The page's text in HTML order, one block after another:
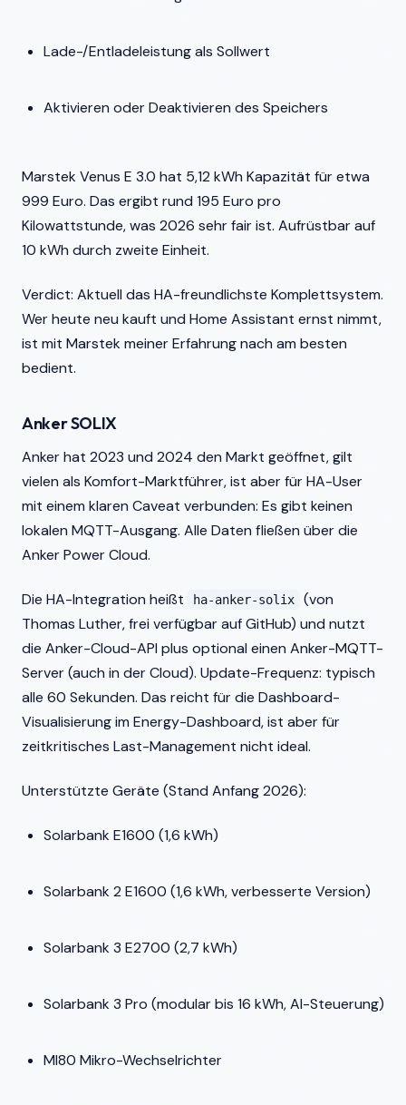
Lade-/Entladeleistung als Sollwert
Aktivieren oder Deaktivieren des Speichers
Marstek Venus E 3.0 hat 5,12 kWh Kapazität für etwa
999 Euro. Das ergibt rund 195 Euro pro
Kilowattstunde, was 2026 sehr fair ist. Aufrüstbar auf
10 kWh durch zweite Einheit.
Verdict: Aktuell das HA-freundlichste Komplettsystem.
Wer heute neu kauft und Home Assistant ernst nimmt,
ist mit Marstek meiner Erfahrung nach am besten
bedient.
Anker SOLIX
Anker hat 2023 und 2024 den Markt geöffnet, gilt
vielen als Komfort-Marktführer, ist aber für HA-User
mit einem klaren Caveat verbunden: Es gibt keinen
lokalen MQTT-Ausgang. Alle Daten fließen über die
Anker Power Cloud.
Die HA-Integration heißt ha-anker-solix
(von
Thomas Luther, frei verfügbar auf GitHub) und nutzt
die Anker-Cloud-API plus optional einen Anker-MQTT-
Server (auch in der Cloud). Update-Frequenz: typisch
alle 60 Sekunden. Das reicht für die Dashboard-
Visualisierung im Energy-Dashboard, ist aber für
zeitkritisches Last-Management nicht ideal.
Unterstützte Geräte (Stand Anfang 2026):
Solarbank E1600 (1,6 kWh)
Solarbank 2 E1600 (1,6 kWh, verbesserte Version)
Solarbank 3 E2700 (2,7 kWh)
Solarbank 3 Pro (modular bis 16 kWh, AI-Steuerung)
MI80 Mikro-Wechselrichter